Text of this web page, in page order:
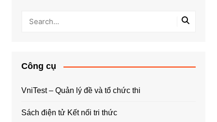
Công cụ
VniTest – Quản lý đề và tổ chức thi
Sách điện tử Kết nối tri thức